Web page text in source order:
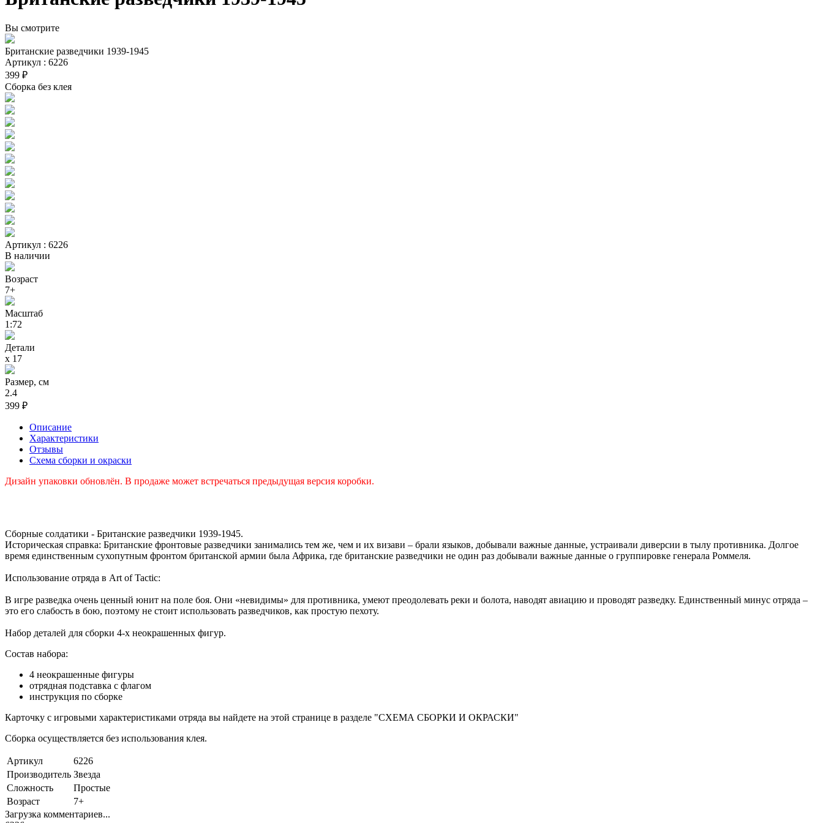
Вы смотрите
Британские разведчики 1939-1945
Артикул : 6226
399 ₽
Сборка без клея
Артикул : 6226
В наличии
Возраст
7+
Масштаб
1:72
Детали
х 17
Размер, см
2.4
399 ₽
Описание
Характеристики
Отзывы
Схема сборки и окраски
Дизайн упаковки обновлён. В продаже может встречаться предыдущая версия коробки.
Сборные солдатики - Британские разведчики 1939-1945.
Историческая справка: Британские фронтовые разведчики занимались тем же, чем и их визави – брали языков, добывали важные данные, устраивали диверсии в тылу противника. Долгое
время единственным сухопутным фронтом британской армии была Африка, где британские разведчики не один раз добывали важные данные о группировке генерала Роммеля.
Использование отряда в Art of Tactic:
В игре разведка очень ценный юнит на поле боя. Они «невидимы» для противника, умеют преодолевать реки и болота, наводят авиацию и проводят разведку. Единственный минус отряда –
это его слабость в бою, поэтому не стоит использовать разведчиков, как простую пехоту.
Набор деталей для сборки 4-х неокрашенных фигур.
Состав набора:
4 неокрашенные фигуры
отрядная подставка с флагом
инструкция по сборке
Карточку с игровыми характеристиками отряда вы найдете на этой странице в разделе "СХЕМА СБОРКИ И ОКРАСКИ"
Сборка осуществляется без использования клея.
Артикул
6226
Производитель Звезда
Сложность
Простые
Возраст
7+
Загрузка комментариев...